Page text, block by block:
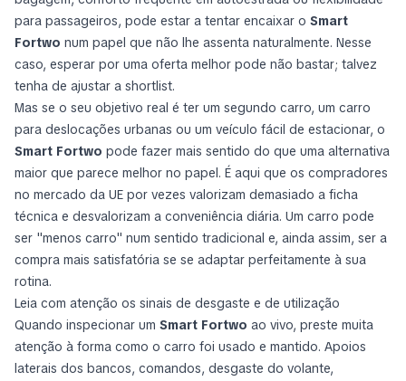
para passageiros, pode estar a tentar encaixar o Smart
Fortwo num papel que não lhe assenta naturalmente. Nesse
caso, esperar por uma oferta melhor pode não bastar; talvez
tenha de ajustar a shortlist.
Mas se o seu objetivo real é ter um segundo carro, um carro
para deslocações urbanas ou um veículo fácil de estacionar, o
Smart Fortwo pode fazer mais sentido do que uma alternativa
maior que parece melhor no papel. É aqui que os compradores
no mercado da UE por vezes valorizam demasiado a ficha
técnica e desvalorizam a conveniência diária. Um carro pode
ser "menos carro" num sentido tradicional e, ainda assim, ser a
compra mais satisfatória se se adaptar perfeitamente à sua
rotina.
Leia com atenção os sinais de desgaste e de utilização
Quando inspecionar um Smart Fortwo ao vivo, preste muita
atenção à forma como o carro foi usado e mantido. Apoios
laterais dos bancos, comandos, desgaste do volante,